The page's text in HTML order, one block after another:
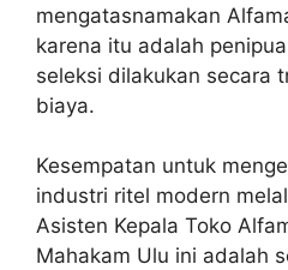
mengatasnamakan
karena itu adalah
seleksi dilakukan secara
biaya.
Kesempatan untuk
industri ritel modern
Asisten Kepala Toko
Mahakam Ulu ini adalah